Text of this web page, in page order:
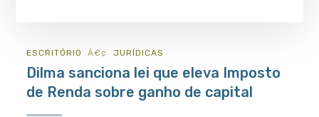
ESCRITÓRIO JURÍ­DICAS
Dilma sanciona lei que eleva Imposto
de Renda sobre ganho de capital